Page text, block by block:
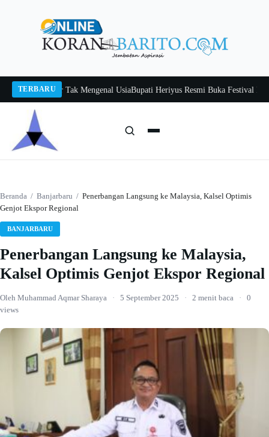
TERBARU
Belajar Tak Mengenal UsiaBupati Heriyus Resmi Buka Festival Budaya
Beranda / Banjarbaru / Penerbangan Langsung ke Malaysia, Kalsel Optimis
Genjot Ekspor Regional
BANJARBARU
Penerbangan Langsung ke Malaysia,
Kalsel Optimis Genjot Ekspor Regional
Oleh Muhammad Aqmar Sharaya · 5 September 2025 · 2 menit baca ·
0
views